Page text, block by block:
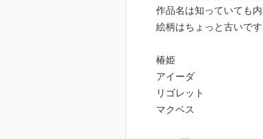
作品名は知っていても
絵柄はちょっと古いです
椿姫
アイーダ
リゴレット
マクベス